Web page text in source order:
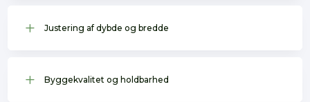
L Justering af dybde og bredde
L Byggekvalitet og holdbarhed